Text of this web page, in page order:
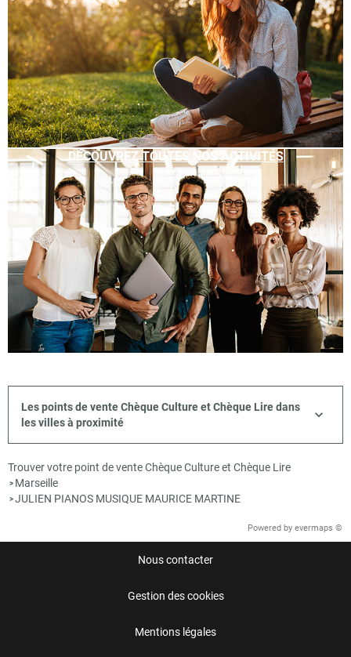
DÉCOUVREZ TOUTES NOS ACTIVITÉS
Les points de vente Chèque Culture et Chèque Lire dans
les villes à proximité
Trouver votre point de vente Chèque Culture et Chèque Lire
> Marseille
>JULIEN PIANOS MUSIQUE MAURICE MARTINE
Powered by evermaps ©
Nous contacter
Gestion des cookies
Mentions légales